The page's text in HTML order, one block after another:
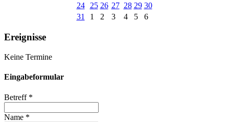
24
25 26 27 28 29 30
31
1 2 3 4 5 6
Ereignisse
Keine Termine
Eingabeformular
Betreff*
Name *